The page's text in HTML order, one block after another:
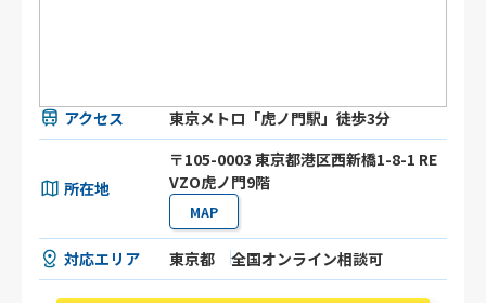
アクセス 東京メトロ「虎ノ門駅」徒歩3分
所在地
〒105-0003 東京都港区⻄新橋1-8-1 RE
VZO虎ノ門9階
MAP
対応エリア 東京都 全国オンライン相談可